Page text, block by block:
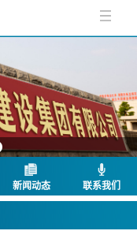
新闻动态 联系我们